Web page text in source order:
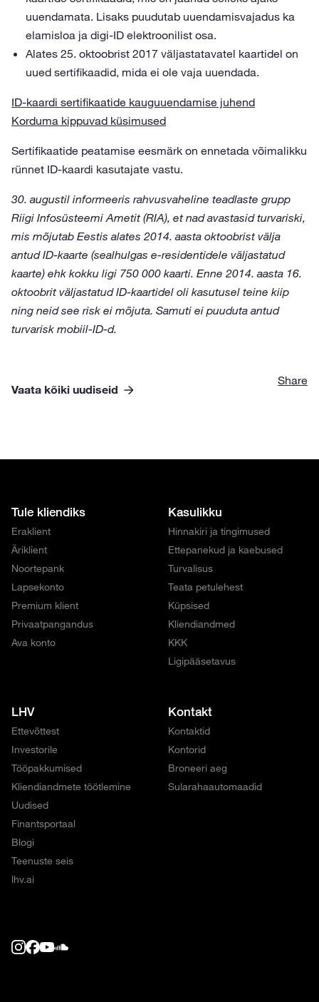
uuendamata. Lisaks puudutab uuendamisvajadus ka
elamisloa ja digi-ID elektroonilist osa.
Alates 25. oktoobrist 2017 väljastatavatel kaartidel on
uued sertifikaadid, mida ei ole vaja uuendada.
ID-kaardi sertifikaatide kauguuendamise juhend
Korduma kippuvad küsimused
Sertifikaatide peatamise eesmärk on ennetada võimalikku
rünnet ID-kaardi kasutajate vastu.
30. augustil informeeris rahvusvaheline teadlaste grupp
Riigi Infosüsteemi Ametit (RIA), et nad avastasid turvariski,
mis mõjutab Eestis alates 2014. aasta oktoobrist välja
antud ID-kaarte (sealhulgas e-residentidele väljastatud
kaarte) ehk kokku ligi 750 000 kaarti. Enne 2014. aasta 16.
oktoobrit väljastatud ID-kaartidel oli kasutusel teine kiip
ning neid see risk ei mõjuta. Samuti ei puuduta antud
turvarisk mobiil-ID-d.
Share
Vaata kõiki uudiseid
Tule kliendiks
Eraklient
Äriklient
Noortepank
Lapsekonto
Premium klient
Privaatpangandus
Ava konto
Kasulikku
Hinnakiri ja tingimused
Ettepanekud ja kaebused
Turvalisus
Teata petulehest
Küpsised
Kliendiandmed
KKK
Ligipääsetavus
LHV
Ettevõttest
Investorile
Tööpakkumised
Kliendiandmete töötlemine
Uudised
Finantsportaal
Blogi
Teenuste seis
lhv.ai
Kontakt
Kontaktid
Kontorid
Broneeri aeg
Sularahaautomaadid